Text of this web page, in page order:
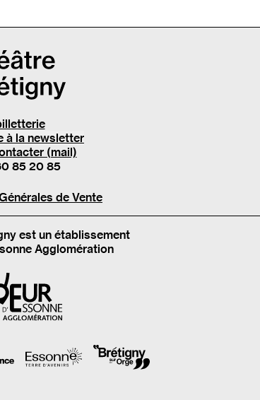
à la newsletter
(mail)
85 20 85
de Vente
est un établissement
Agglomération